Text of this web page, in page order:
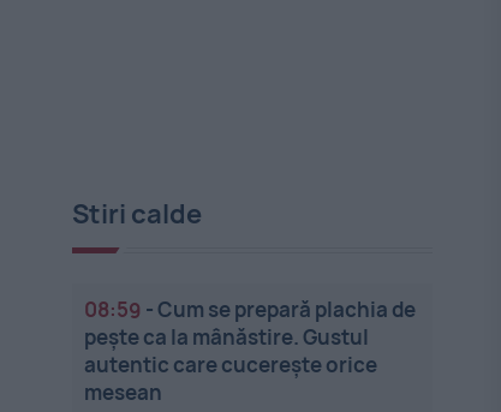
Stiri calde
08:59 -Cum se prepară plachia de
pește ca la mânăstire. Gustul
autentic care cucerește orice
mesean